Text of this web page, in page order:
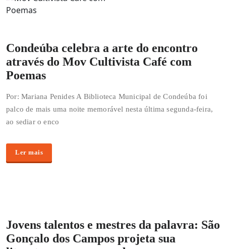
Condeúba celebra a arte do encontro
através do Mov Cultivista Café com
Poemas
Por: Mariana Penides A Biblioteca Municipal de Condeúba foi
palco de mais uma noite memorável nesta última segunda-feira,
ao sediar o enco
Ler mais
Jovens talentos e mestres da palavra: São
Gonçalo dos Campos projeta sua